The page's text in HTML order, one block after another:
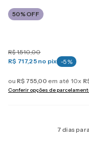
50% OFF
R$1.510,00
R$ 717,25 no pix -5 %
ou R$ 755,00 em até 10x
Conferir opções de
7 dias